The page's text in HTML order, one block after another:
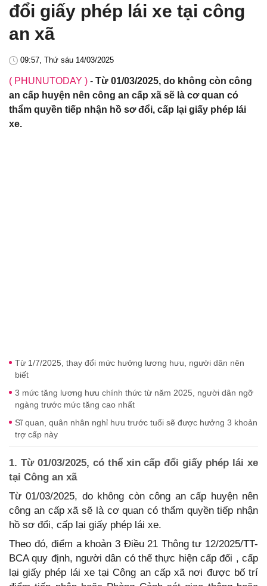
đổi giấy phép lái xe tại công
an xã
09:57, Thứ sáu 14/03/2025
( PHUNUTODAY ) - Từ 01/03/2025, do không còn công
an cấp huyện nên công an cấp xã sẽ là cơ quan có
thẩm quyền tiếp nhận hồ sơ đổi, cấp lại giấy phép lái
xe.
Từ 1/7/2025, thay đổi mức hưởng lương hưu, người dân nên
biết
3 mức tăng lương hưu chính thức từ năm 2025, người dân ngỡ
ngàng trước mức tăng cao nhất
Sĩ quan, quân nhân nghỉ hưu trước tuổi sẽ được hưởng 3 khoản
trợ cấp này
1. Từ 01/03/2025, có thể xin cấp đổi giấy phép lái xe
tại Công an xã
Từ 01/03/2025, do không còn công an cấp huyện nên
công an cấp xã sẽ là cơ quan có thẩm quyền tiếp nhận
hồ sơ đổi, cấp lại giấy phép lái xe.
Theo đó, điểm a khoản 3 Điều 21 Thông tư 12/2025/TT-
BCA quy định, người dân có thể thực hiện cấp đổi , cấp
lại giấy phép lái xe tại Công an cấp xã nơi được bố trí